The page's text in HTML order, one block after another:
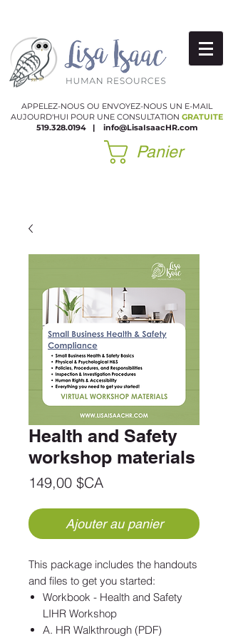
APPELEZ-NOUS OU ENVOYEZ-NOUS UN E-MAIL
AUJOURD'HUI POUR UNE CONSULTATION GRATUITE
519.328.0194
|​ info@LisaIsaacHR.com
Panier
Health and Safety
workshop materials
149,00 $CAPrix
Ajouter au panier
This package includes the handouts
and files to get you started:
Workbook - Health and Safety
LIHR Workshop
A. HR Walkthrough (PDF)